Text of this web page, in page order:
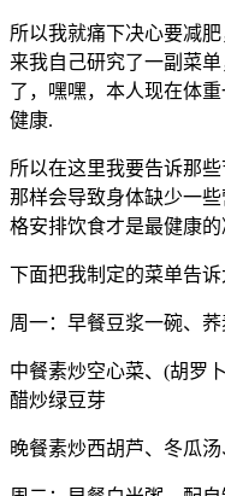
所以我就痛下决心要减
来我自己研究了一副菜
了，嘿嘿，本人现在体
健康.
所以在这里我要告诉那
那样会导致身体缺少一
格安排饮食才是最健康的
下面把我制定的菜单告
周一：早餐豆浆一碗、
中餐素炒空心菜、(胡罗
醋炒绿豆芽
晚餐素炒西胡芦、冬瓜